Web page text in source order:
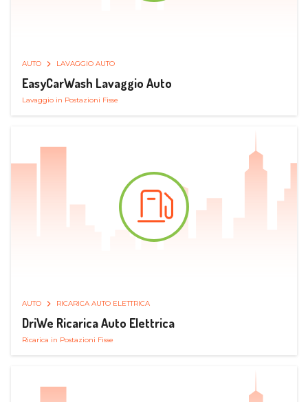
AUTO LAVAGGIO AUTO
EasyCarWash Lavaggio Auto
Lavaggio in Postazioni Fisse
AUTO RICARICA AUTO ELETTRICA
DriWe Ricarica Auto Elettrica
Ricarica in Postazioni Fisse